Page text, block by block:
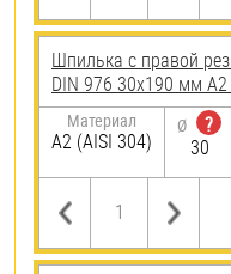
Шпилька с правой
DIN 976 30х190 мм А2
Материал
А2 (AISI 304)
Ø
?
30